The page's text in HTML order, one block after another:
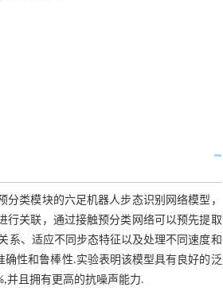
类模块的六足机器人步态识别网络模型，
行关联，通过接触预分类网络可以预先提取
系、适应不同步态特征以及处理不同速度和
确性和鲁棒性.实验表明该模型具有良好的泛
并且拥有更高的抗噪声能力.